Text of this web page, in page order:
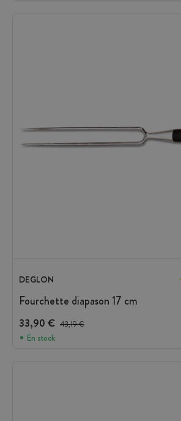
DEGLON
Fourchette diapason 17 cm
33,90 € Prix avant réduction :
43,19 €
En stock